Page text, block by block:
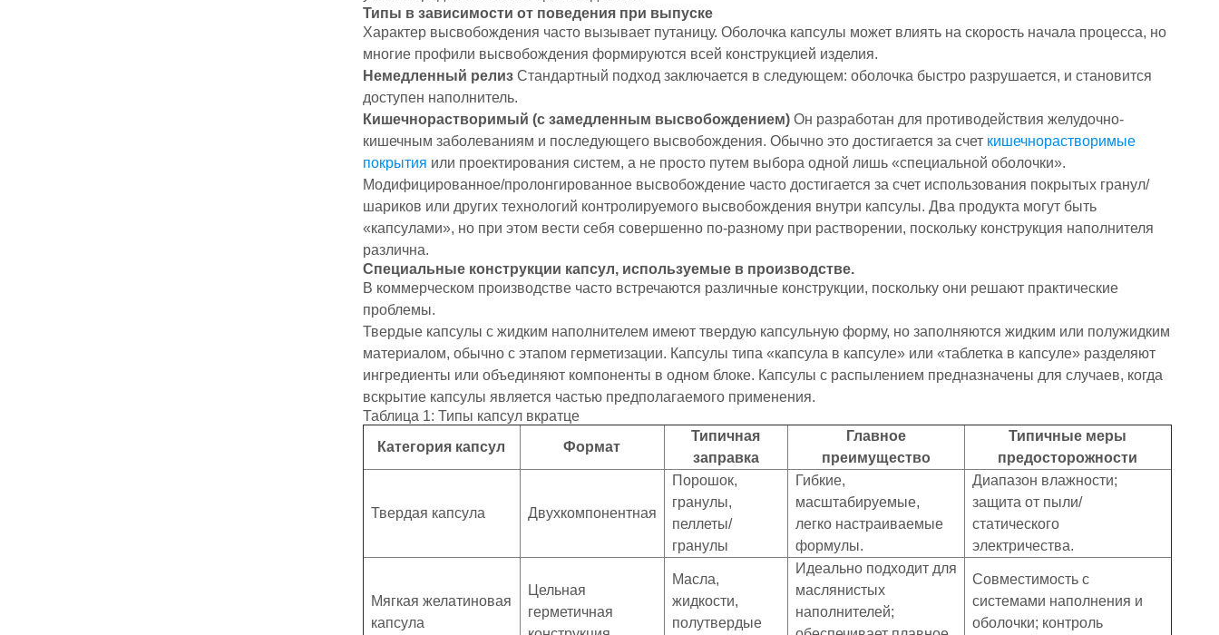
Типы в зависимости от поведения при выпуске
Характер высвобождения часто вызывает путаницу. Оболочка капсулы может влиять на скорость начала процесса, но
многие профили высвобождения формируются всей конструкцией изделия.
Немедленный релиз Стандартный подход заключается в следующем: оболочка быстро разрушается, и становится
доступен наполнитель.
Кишечнорастворимый (с замедленным высвобождением) Он разработан для противодействия желудочно-
кишечным заболеваниям и последующего высвобождения. Обычно это достигается за счет кишечнорастворимые
покрытия или проектирования систем, а не просто путем выбора одной лишь «специальной оболочки».
Модифицированное/пролонгированное высвобождение часто достигается за счет использования покрытых гранул/
шариков или других технологий контролируемого высвобождения внутри капсулы. Два продукта могут быть
«капсулами», но при этом вести себя совершенно по-разному при растворении, поскольку конструкция наполнителя
различна.
Специальные конструкции капсул, используемые в производстве.
В коммерческом производстве часто встречаются различные конструкции, поскольку они решают практические
проблемы.
Твердые капсулы с жидким наполнителем имеют твердую капсульную форму, но заполняются жидким или полужидким
материалом, обычно с этапом герметизации. Капсулы типа «капсула в капсуле» или «таблетка в капсуле» разделяют
ингредиенты или объединяют компоненты в одном блоке. Капсулы с распылением предназначены для случаев, когда
вскрытие капсулы является частью предполагаемого применения.
Таблица 1: Типы капсул вкратце
Категория капсул
Формат
Типичная
заправка
Главное
преимущество
Типичные меры
предосторожности
Твердая капсула Двухкомпонентная
Порошок,
гранулы,
пеллеты/
гранулы
Гибкие,
масштабируемые,
легко настраиваемые
формулы.
Диапазон влажности;
защита от пыли/
статического
электричества.
Мягкая желатиновая
капсула
Цельная
герметичная
Масла,
жидкости,
полутвердые
Идеально подходит для
маслянистых
наполнителей;
Совместимость с
системами наполнения и
оболочки; контроль